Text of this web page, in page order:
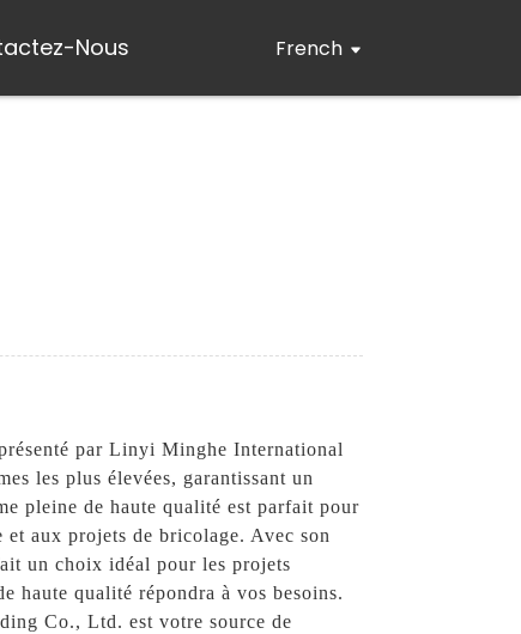
Nous French
par Linyi Minghe International
les plus élevées, garantissant un
pleine de haute qualité est parfait pour
aux projets de bricolage. Avec son
un choix idéal pour les projets
haute qualité répondra à vos besoins.
Co., Ltd. est votre source de